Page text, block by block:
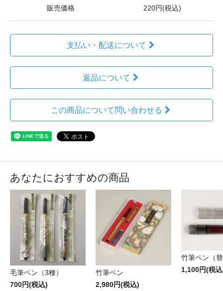
販売価格 220円(税込)
支払い・配送について
返品について
この商品について問い合わせる
あなたにおすすめの商品
毛筆ペン（3種）
700円(税込)
竹筆ペン
2,980円(税込)
竹筆ペン（
1,100円(税